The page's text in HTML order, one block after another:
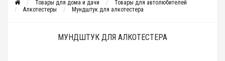
Товары для дома и дачи
Товары для автолюбителей
Алкотестеры
Мундштук для алкотестера
МУНДШТУК ДЛЯ АЛКОТЕСТЕРА